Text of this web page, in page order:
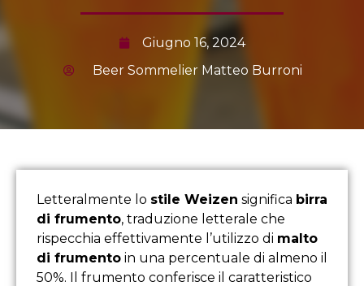
Giugno 16, 2024
Beer Sommelier Matteo Burroni
Letteralmente lo stile Weizen significa birra
di frumento, traduzione letterale che
rispecchia effettivamente l’utilizzo di malto
di frumento in una percentuale di almeno il
50%. Il frumento conferisce il caratteristico